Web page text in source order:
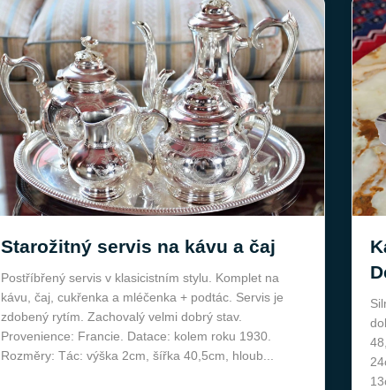
Starožitný servis na kávu a čaj
Postříbřený servis v klasicistním stylu. Komplet na
kávu, čaj, cukřenka a mléčenka + podtác. Servis je
zdobený rytím. Zachovalý velmi dobrý stav.
Provenience: Francie. Datace: kolem roku 1930.
Rozměry: Tác: výška 2cm, šířka 40,5cm, hloub...